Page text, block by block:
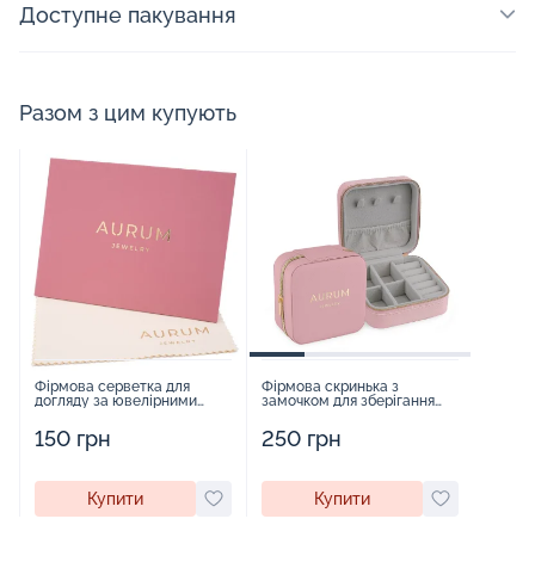
Доступне пакування
Разом з цим купують
Фірмова серветка для
догляду за ювелірними
150 грн
Купити
Фірмова скринька з
замочком для зберігання
250 грн
Купити